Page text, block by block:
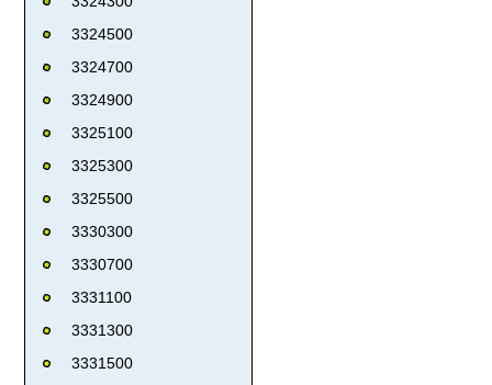
3324500
3324700
3324900
3325100
3325300
3325500
3330300
3330700
3331100
3331300
3331500